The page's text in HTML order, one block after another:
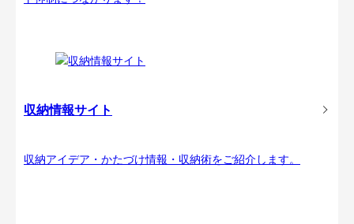
収納情報サイト
収納アイデア・かたづけ情報・収納術をご紹介します。